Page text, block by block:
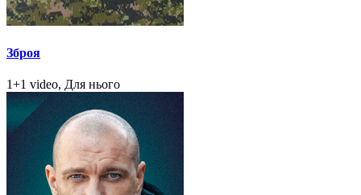
Зброя
1+1 video, Для нього